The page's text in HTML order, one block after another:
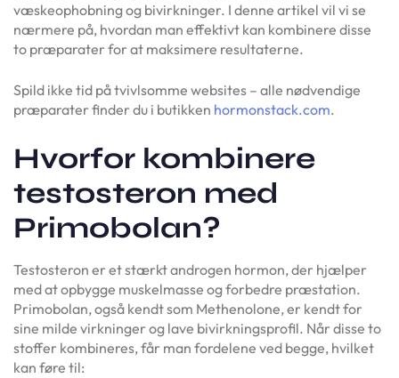
væskeophobning og bivirkninger. I denne artikel vil vi se
nærmere på, hvordan man effektivt kan kombinere disse
to præparater for at maksimere resultaterne.
Spild ikke tid på tvivlsomme websites – alle nødvendige
præparater finder du i butikken hormonstack.com.
Hvorfor kombinere
testosteron med
Primobolan?
Testosteron er et stærkt androgen hormon, der hjælper
med at opbygge muskelmasse og forbedre præstation.
Primobolan, også kendt som Methenolone, er kendt for
sine milde virkninger og lave bivirkningsprofil. Når disse to
stoffer kombineres, får man fordelene ved begge, hvilket
kan føre til: